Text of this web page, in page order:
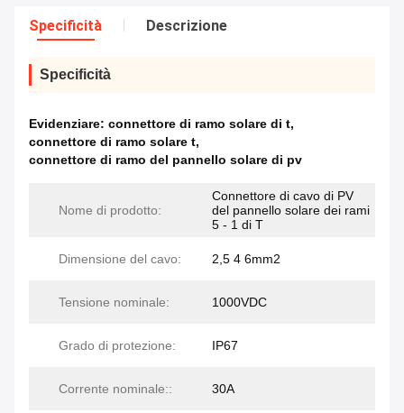
Specificità Descrizione
Specificità
Evidenziare: connettore di ramo solare di t,
connettore di ramo solare t,
connettore di ramo del pannello solare di pv
Nome di prodotto:
Connettore di cavo di PV
del pannello solare dei rami
5 - 1 di T
Dimensione del cavo: 2,5 4 6mm2
Tensione nominale: 1000VDC
Grado di protezione: IP67
Corrente nominale:: 30A